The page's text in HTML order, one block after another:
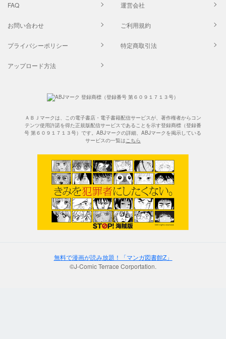
FAQ 運営会社
お問い合わせ ご利用規約
プライバシーポリシー 特定商取引法
アップロード方法
ＡＢＪマークは、この電子書店・電子書籍配信サービスが、著作権者からコン
テンツ使用許諾を得た正規版配信サービスであることを示す登録商標（登録番
号 第６０９１７１３号）です。ABJマークの詳細、ABJマークを掲示している
サービスの一覧はこちら
無料で漫画が読み放題！「マンガ図書館Z」
©J-Comic Terrace Corportation.